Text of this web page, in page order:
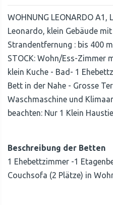
WOHNUNG LEONARDO
Leonardo, klein Gebäude
Strandentfernung : bis 400
STOCK: Wohn/Ess-Zimmer
klein Kuche - Bad- 1
Bett in der Nahe - Grosse
Waschmaschine und
beachten: Nur 1 Klein
Beschreibung der Betten
1 Ehebettzimmer -1
Couchsofa (2 Plätze) in